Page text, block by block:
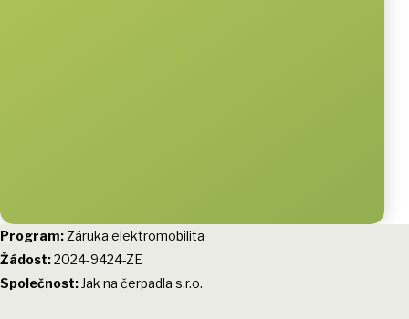
Program: Záruka elektromobilita
Žádost:2024-9424-ZE
Společnost: Jak na čerpadla s.r.o.